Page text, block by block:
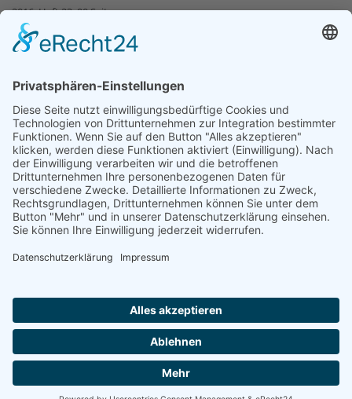
2016, Heft 23, 90 Seiten
ISBN 978-3-934508-81-1
Anzahl
In den Warenkorb